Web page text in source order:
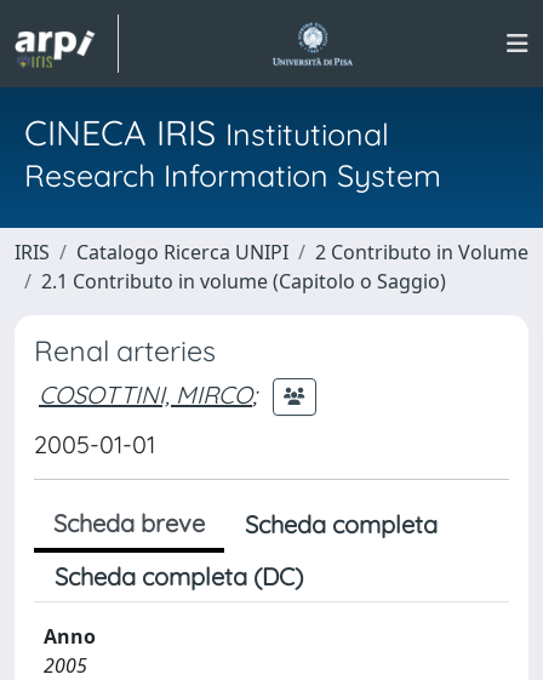
CINECA IRIS Institutional
Research Information System
IRIS Catalogo Ricerca UNIPI
2 Contributo in Volume
2.1 Contributo in volume (Capitolo o Saggio)
Renal arteries
COSOTTINI, MIRCO;
2005-01-01
Scheda breve
Scheda completa
Scheda completa (DC)
Anno
2005